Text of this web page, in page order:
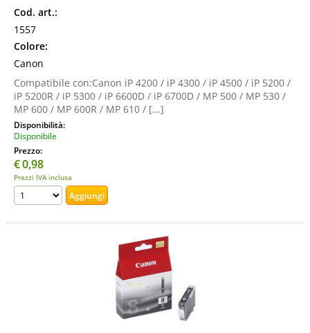
Cod. art.:
1557
Colore:
Canon
Compatibile con:Canon iP 4200 / iP 4300 / iP 4500 / iP 5200 /
iP 5200R / iP 5300 / iP 6600D / iP 6700D / MP 500 / MP 530 /
MP 600 / MP 600R / MP 610 / [...]
Disponibilità:
Disponibile
Prezzo:
€0,98
Prezzi IVA inclusa